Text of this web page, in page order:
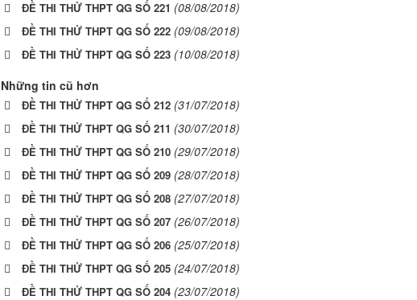
ĐỀ THI THỬ THPT QG SỐ 221 (08/08/2018)
ĐỀ THI THỬ THPT QG SỐ 222 (09/08/2018)
ĐỀ THI THỬ THPT QG SỐ 223 (10/08/2018)
Những tin cũ hơn
ĐỀ THI THỬ THPT QG SỐ 212 (31/07/2018)
ĐỀ THI THỬ THPT QG SỐ 211 (30/07/2018)
ĐỀ THI THỬ THPT QG SỐ 210 (29/07/2018)
ĐỀ THI THỬ THPT QG SỐ 209 (28/07/2018)
ĐỀ THI THỬ THPT QG SỐ 208 (27/07/2018)
ĐỀ THI THỬ THPT QG SỐ 207 (26/07/2018)
ĐỀ THI THỬ THPT QG SỐ 206 (25/07/2018)
ĐỀ THI THỬ THPT QG SỐ 205 (24/07/2018)
ĐỀ THI THỬ THPT QG SỐ 204 (23/07/2018)